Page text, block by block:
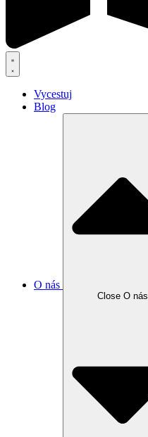
Vycestuj
Blog
O nás
Close O nás